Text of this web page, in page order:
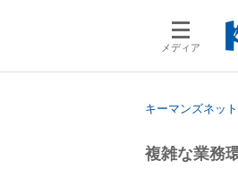
メディア
キーマンズネット
複雑な業務